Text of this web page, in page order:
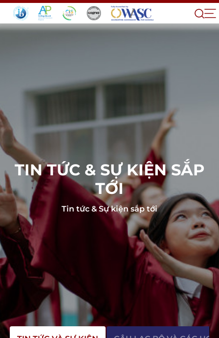
TIN TỨC & SỰ KIỆN SẮP
TỚI
Tin tức & Sự kiện sắp tới